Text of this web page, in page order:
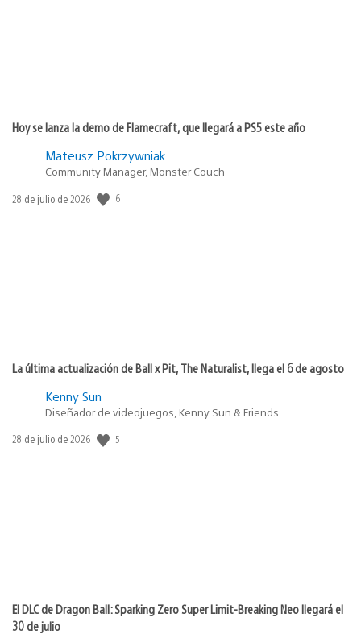
Hoy se lanza la demo de Flamecraft, que llegará a PS5 este año
Mateusz Pokrzywniak
Community Manager, Monster Couch
Fecha
28 de julio de 2026 6
La última actualización de Ball x Pit, The Naturalist, llega el 6 de agosto
Kenny Sun
Diseñador de videojuegos, Kenny Sun & Friends
Fecha
28 de julio de 2026 5
El DLC de Dragon Ball: Sparking Zero Super Limit-Breaking Neo llegará el
30 de julio